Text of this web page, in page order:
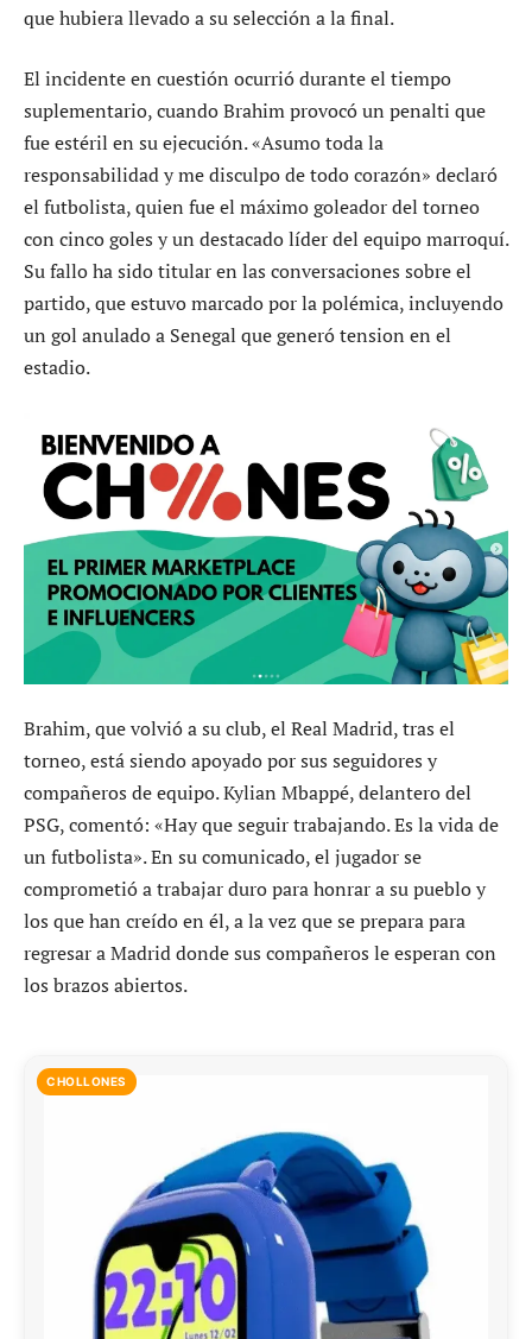
que hubiera llevado a su selección a la final.
El incidente en cuestión ocurrió durante el tiempo
suplementario, cuando Brahim provocó un penalti que
fue estéril en su ejecución. «Asumo toda la
responsabilidad y me disculpo de todo corazón» declaró
el futbolista, quien fue el máximo goleador del torneo
con cinco goles y un destacado líder del equipo marroquí.
Su fallo ha sido titular en las conversaciones sobre el
partido, que estuvo marcado por la polémica, incluyendo
un gol anulado a Senegal que generó tension en el
estadio.
Brahim, que volvió a su club, el Real Madrid, tras el
torneo, está siendo apoyado por sus seguidores y
compañeros de equipo. Kylian Mbappé, delantero del
PSG, comentó: «Hay que seguir trabajando. Es la vida de
un futbolista». En su comunicado, el jugador se
comprometió a trabajar duro para honrar a su pueblo y
los que han creído en él, a la vez que se prepara para
regresar a Madrid donde sus compañeros le esperan con
los brazos abiertos.
CHOLLONES